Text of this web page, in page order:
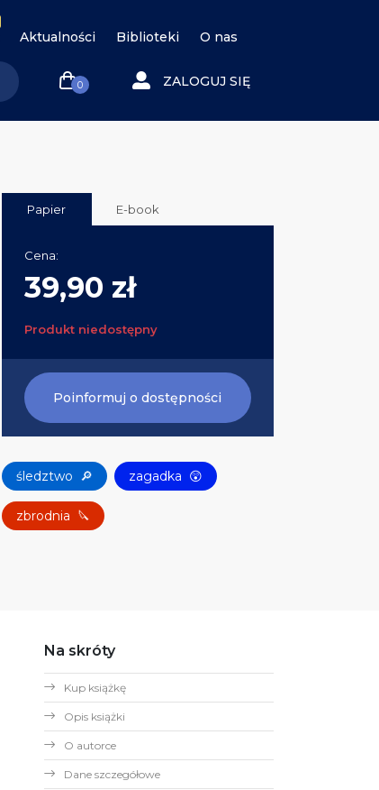
Aktualności Biblioteki O nas
0 ZALOGUJ SIĘ
Papier E-book
Cena:
39,90 zł
Produkt niedostępny
Poinformuj o dostępności
śledztwo 🔎 zagadka 😲
zbrodnia 🔪
Na skróty
Kup książkę
Opis książki
O autorce
Dane szczegółowe